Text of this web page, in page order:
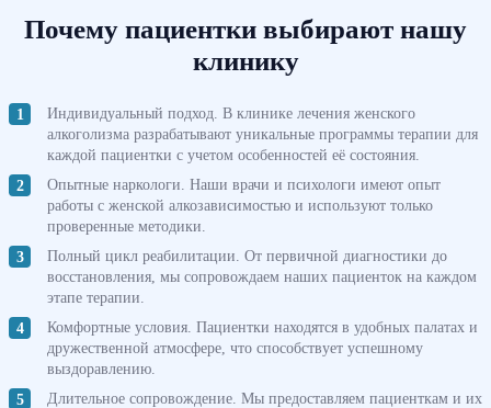
Почему пациентки выбирают нашу
клинику
Индивидуальный подход. В клинике лечения женского
алкоголизма разрабатывают уникальные программы терапии для
каждой пациентки с учетом особенностей её состояния.
Опытные наркологи. Наши врачи и психологи имеют опыт
работы с женской алкозависимостью и используют только
проверенные методики.
Полный цикл реабилитации. От первичной диагностики до
восстановления, мы сопровождаем наших пациенток на каждом
этапе терапии.
Комфортные условия. Пациентки находятся в удобных палатах и
дружественной атмосфере, что способствует успешному
выздоравлению.
Длительное сопровождение. Мы предоставляем пациенткам и их